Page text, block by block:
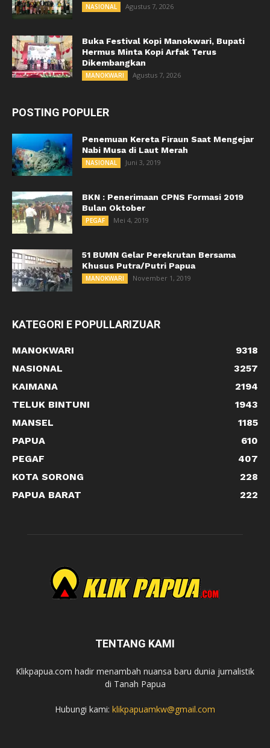
NASIONAL Agustus 7, 2026
Buka Festival Kopi Manokwari, Bupati
Hermus Minta Kopi Arfak Terus
Dikembangkan
MANOKWARI Agustus 7, 2026
POSTING POPULER
Penemuan Kereta Firaun Saat Mengejar
Nabi Musa di Laut Merah
NASIONAL Juni 3, 2019
BKN : Penerimaan CPNS Formasi 2019
Bulan Oktober
PEGAF Mei 4, 2019
51 BUMN Gelar Perekrutan Bersama
Khusus Putra/Putri Papua
MANOKWARI November 1, 2019
KATEGORI E POPULLARIZUAR
MANOKWARI
9318
NASIONAL
3257
KAIMANA
2194
TELUK BINTUNI
1943
MANSEL
1185
PAPUA
610
PEGAF
407
KOTA SORONG
228
PAPUA BARAT
222
TENTANG KAMI
Klikpapua.com hadir menambah nuansa baru dunia jurnalistik
di Tanah Papua
Hubungi kami: klikpapuamkw@gmail.com